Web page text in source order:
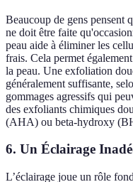
Beaucoup de gens pensent
ne doit être faite
peau aide à éliminer les
frais. Cela permet
la peau. Une exfoliation
généralement suffisante,
gommages agressifs qui
des exfoliants chimiques
(AHA) ou beta-hydroxy
6. Un Éclairage
L’éclairage joue un rôle